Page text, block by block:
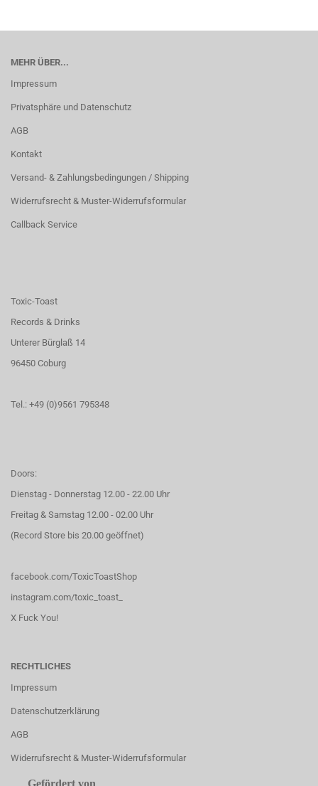
MEHR ÜBER...
Impressum
Privatsphäre und Datenschutz
AGB
Kontakt
Versand- & Zahlungsbedingungen / Shipping
Widerrufsrecht & Muster-Widerrufsformular
Callback Service
Toxic-Toast
Records & Drinks
Unterer Bürglaß 14
96450 Coburg
Tel.: +49 (0)9561 795348
Doors:
Dienstag - Donnerstag 12.00 - 22.00 Uhr
Freitag & Samstag 12.00 - 02.00 Uhr
(Record Store bis 20.00 geöffnet)
facebook.com/ToxicToastShop
instagram.com/toxic_toast_
X Fuck You!
RECHTLICHES
Impressum
Datenschutzerklärung
AGB
Widerrufsrecht & Muster-Widerrufsformular
Gefördert von